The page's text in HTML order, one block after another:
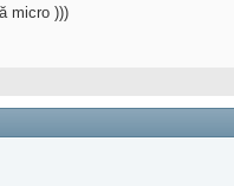
micro )))